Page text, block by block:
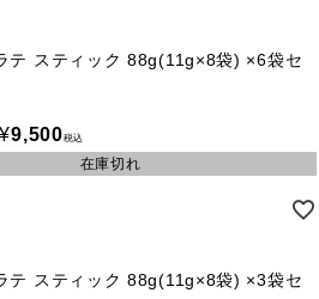
テ スティック 88g(11g×8袋) ×6袋セ
¥9,500税込
在庫切れ
テ スティック 88g(11g×8袋) ×3袋セ